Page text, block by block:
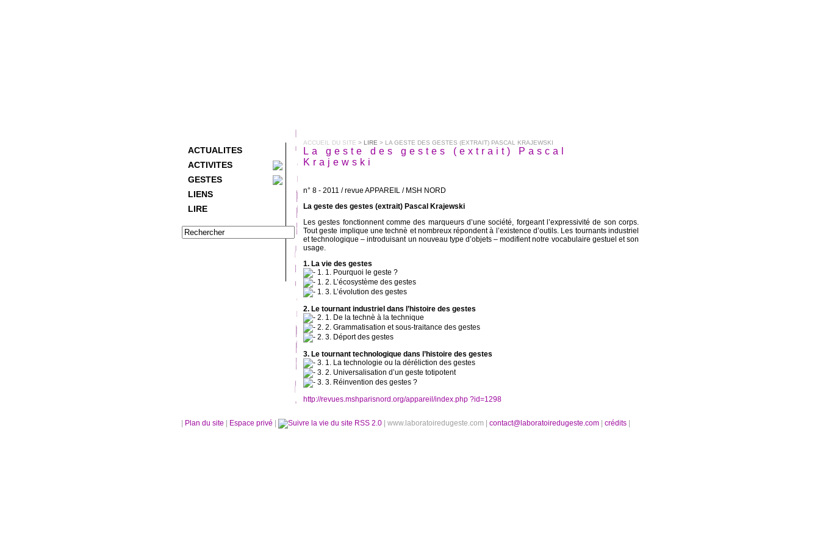
ACTUALITES
ACTIVITES
GESTES
LIENS
LIRE
ACCUEIL DU SITE > LIRE > LA GESTE DES GESTES (EXTRAIT) PASCAL KRAJEWSKI
La geste des gestes (extrait) Pascal
Krajewski
n° 8 - 2011 / revue APPAREIL / MSH NORD
La geste des gestes (extrait) Pascal Krajewski
Les gestes fonctionnent comme des marqueurs d’une société, forgeant l’expressivité de son corps.
Tout geste implique une technè et nombreux répondent à l’existence d’outils. Les tournants industriel
et technologique – introduisant un nouveau type d’objets – modifient notre vocabulaire gestuel et son
usage.
1. La vie des gestes
1. 1. Pourquoi le geste ?
1. 2. L’écosystème des gestes
1. 3. L’évolution des gestes
2. Le tournant industriel dans l’histoire des gestes
2. 1. De la technè à la technique
2. 2. Grammatisation et sous-traitance des gestes
2. 3. Déport des gestes
3. Le tournant technologique dans l’histoire des gestes
3. 1. La technologie ou la déréliction des gestes
3. 2. Universalisation d’un geste totipotent
3. 3. Réinvention des gestes ?
http://revues.mshparisnord.org/appareil/index.php ?id=1298
Plan du site Espace privé RSS 2.0 | www.laboratoiredugeste.com | contact@laboratoiredugeste.com crédits